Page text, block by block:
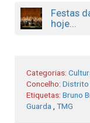
Festas
hoje...
Categorias:
Concelho: Distrito
Etiquetas: Bruno
Guarda
TMG